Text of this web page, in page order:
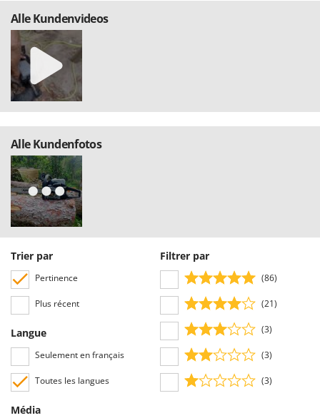
Alle Kundenvideos
Alle Kundenfotos
Trier par
Pertinence
Plus récent
Langue
Seulement en français
Toutes les langues
Média
Filtrer par
(86)
(21)
(3)
(3)
(3)